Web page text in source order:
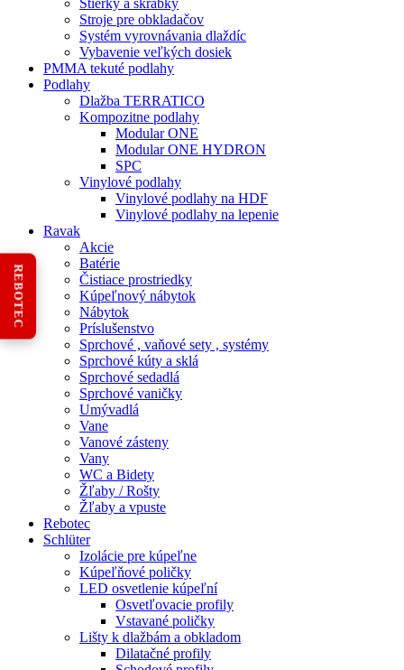
Stierky a škrabky
Stroje pre obkladačov
Systém vyrovnávania dlaždíc
Vybavenie veľkých dosiek
PMMA tekuté podlahy
Podlahy
Dlažba TERRATICO
Kompozitne podlahy
Modular ONE
Modular ONE HYDRON
SPC
Vinylové podlahy
Vinylové podlahy na HDF
Vinylové podlahy na lepenie
Ravak
Akcie
Batérie
Čistiace prostriedky
Kúpeľnový nábytok
Nábytok
Príslušenstvo
Sprchové , vaňové sety , systémy
Sprchové kúty a sklá
Sprchové sedadlá
Sprchové vaničky
Umývadlá
Vane
Vanové zásteny
Vany
WC a Bidety
Žľaby / Rošty
Žľaby a vpuste
Rebotec
Schlüter
Izolácie pre kúpeľne
Kúpeľňové poličky
LED osvetlenie kúpeľní
Osvetľovacie profily
Vstavané poličky
Lišty k dlažbám a obkladom
Dilatačné profily
REBOTEC